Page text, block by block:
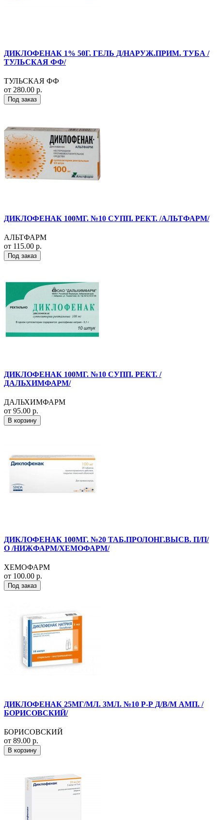
ДИКЛОФЕНАК 1% 50Г. ГЕЛЬ Д/НАРУЖ.ПРИМ. ТУБА /
ТУЛЬСКАЯ ФФ/
ТУЛЬСКАЯ ФФ
от 280.00 р.
Под заказ
ДИКЛОФЕНАК 100МГ. №10 СУПП. РЕКТ. /АЛЬТФАРМ/
АЛЬТФАРМ
от 115.00 р.
Под заказ
ДИКЛОФЕНАК 100МГ. №10 СУПП. РЕКТ. /
ДАЛЬХИМФАРМ/
ДАЛЬХИМФАРМ
от 95.00 р.
В корзину
ДИКЛОФЕНАК 100МГ. №20 ТАБ.ПРОЛОНГ.ВЫСВ. П/П/
О /НИЖФАРМ/ХЕМОФАРМ/
ХЕМОФАРМ
от 100.00 р.
Под заказ
ДИКЛОФЕНАК 25МГ/МЛ. 3МЛ. №10 Р-Р Д/В/М АМП. /
БОРИСОВСКИЙ/
БОРИСОВСКИЙ
от 89.00 р.
В корзину